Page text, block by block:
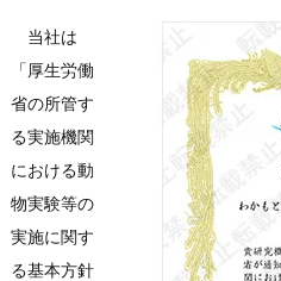
当社は
「厚生労働
省の所管す
る実施機関
における動
物実験等の
実施に関す
る基本方針